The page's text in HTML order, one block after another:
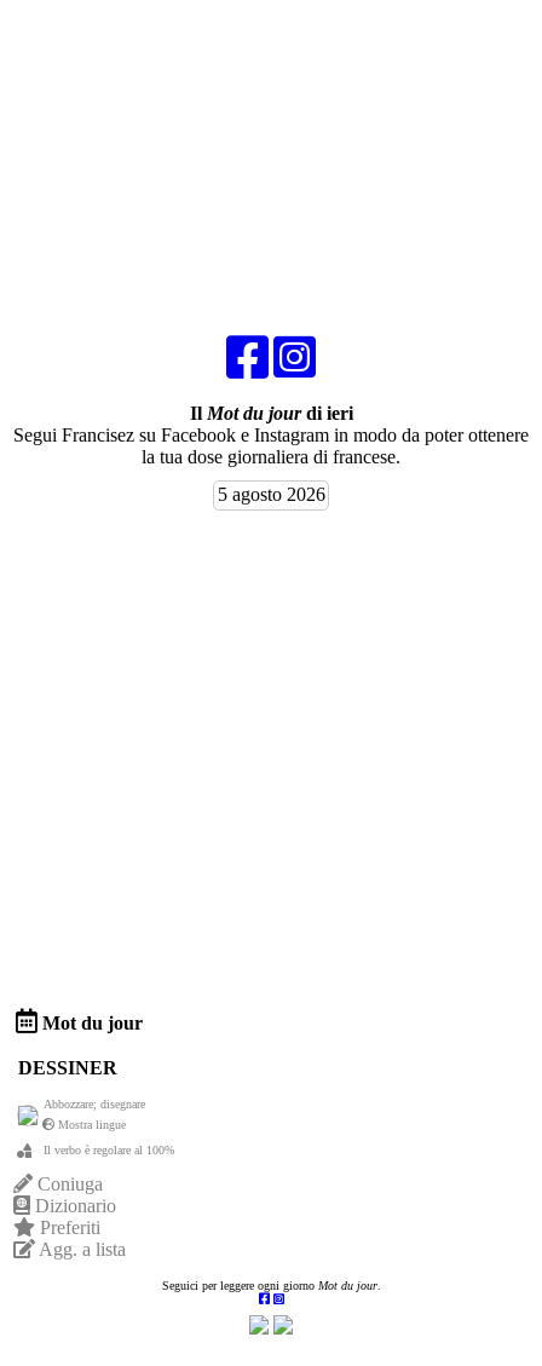
Il Mot du jourdi ieri
Segui Francisez su Facebook e Instagram in modo da poter ottenere
la tua dose giornaliera di francese.
5 agosto 2026
Mot du jour
DESSINER
Abbozzare; disegnare
Mostra lingue
Il verbo è regolare al 100%
Coniuga
Dizionario
Preferiti
Agg. a lista
Seguici per leggere ogni giorno Mot du jour.